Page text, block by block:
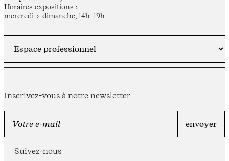
Horaires expositions :
mercredi > dimanche, 14h-19h
Inscrivez-vous à notre newsletter
Suivez-nous